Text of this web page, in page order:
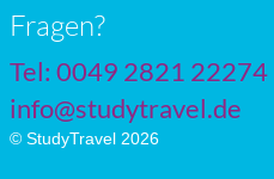
Fragen?
Tel: 0049 2821 22274
info@studytravel.de
© StudyTravel 2026